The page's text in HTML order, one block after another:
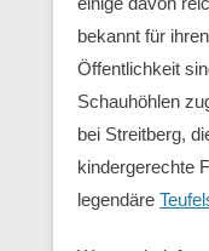
bekannt für
Öffentlichkeit
Schauhöhlen
bei Streitberg,
kindergerechte
legendäre